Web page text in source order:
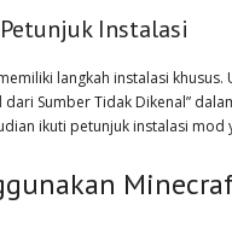
Instalasi
langkah instalasi khusus.
dari Sumber Tidak Dikenal”
ikuti petunjuk instalasi mod